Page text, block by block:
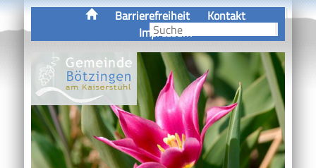
Barrierefreiheit
Kontakt
Impressum